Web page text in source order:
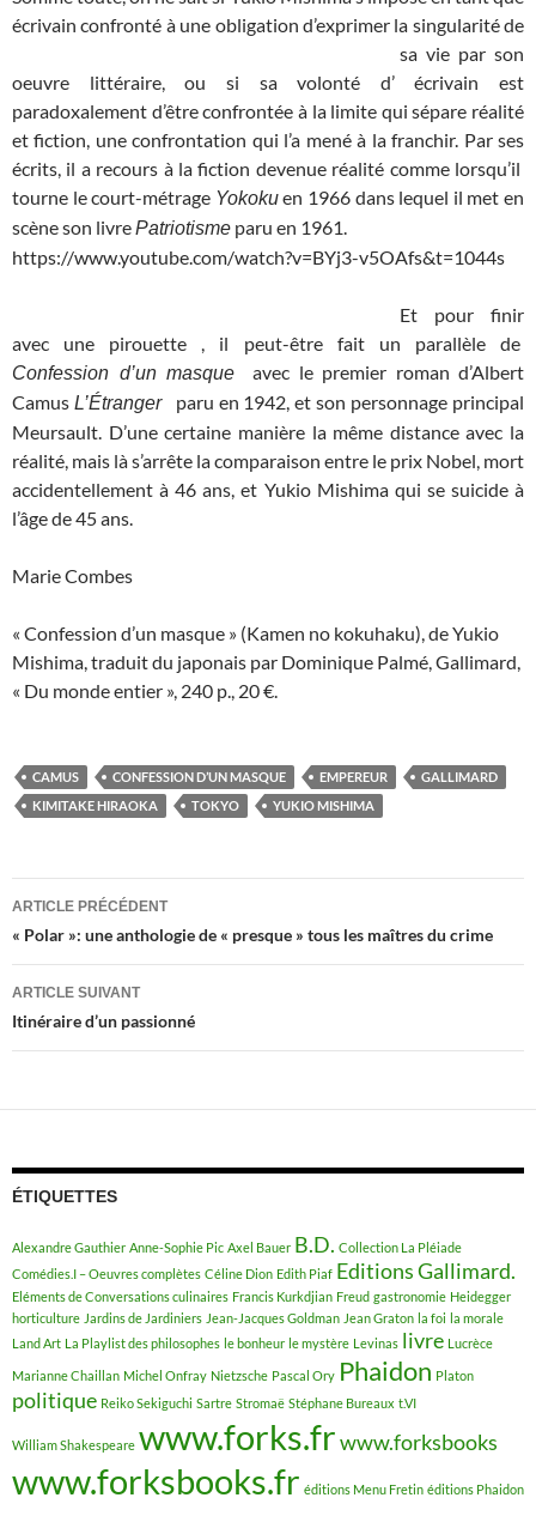
écrivain confronté à une obligation d’exprimer la singularité de
sa vie par son
oeuvre littéraire, ou si sa volonté d’ écrivain est
paradoxalement d’être confrontée à la limite qui sépare réalité
et fiction, une confrontation qui l’a mené à la franchir. Par ses
écrits, il a recours à la fiction devenue réalité comme lorsqu’il
tourne le court-métrage Yokokuen 1966 dans lequel il met en
scène son livrePatriotisme paru en 1961.
https://www.youtube.com/watch?v=BYj3-v5OAfs&t=1044s
Et pour finir
avec une pirouette , il peut-être fait un parallèle de
Confession d’un masque avec le premier roman d’Albert
Camus L’Étrangerparu en 1942, et son personnage principal
Meursault. D’une certaine manière la même distance avec la
réalité, mais là s’arrête la comparaison entre le prix Nobel, mort
accidentellement à 46 ans, et Yukio Mishima qui se suicide à
l’âge de 45 ans.
Marie Combes
« Confession d’un masque » (Kamen no kokuhaku), de Yukio
Mishima, traduit du japonais par Dominique Palmé, Gallimard,
« Du monde entier », 240 p., 20 €.
CAMUS CONFESSION D’UN MASQUE EMPEREUR
GALLIMARD
KIMITAKE HIRAOKA
TOKYO YUKIO MISHIMA
Navigation
des
articles
ARTICLE PRÉCÉDENT
« Polar »: une anthologie de « presque » tous les maîtres du crime
ARTICLE SUIVANT
Itinéraire d’un passionné
ÉTIQUETTES
Alexandre Gauthier Anne-Sophie Pic Axel Bauer B.D. Collection La Pléiade
Comédies.I – Oeuvres complètes Céline Dion Edith Piaf Editions Gallimard.
Eléments de Conversations culinaires Francis Kurkdjian Freud gastronomie Heidegger
horticulture Jardins de Jardiniers Jean-Jacques Goldman Jean Graton la foi la morale
Land Art La Playlist des philosophes le bonheur le mystère Levinas livre Lucrèce
Marianne Chaillan Michel Onfray Nietzsche Pascal Ory Phaidon Platon
politique Reiko Sekiguchi Sartre Stromaë Stéphane Bureaux t.VI
William Shakespeare www.forks.frwww.forksbooks
www.forksbooks.fr éditions Menu Fretin éditions Phaidon